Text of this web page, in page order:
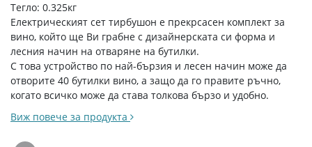
Тегло: 0.325кг
Електрическият сет тирбушон е прекрсасен комплект за
вино, който ще Ви грабне с дизайнерската си форма и
лесния начин на отваряне на бутилки.
С това устройство по най-бързия и лесен начин може да
отворите 40 бутилки вино, а защо да го правите ръчно,
когато всичко може да става толкова бързо и удобно.
Виж повече за продукта